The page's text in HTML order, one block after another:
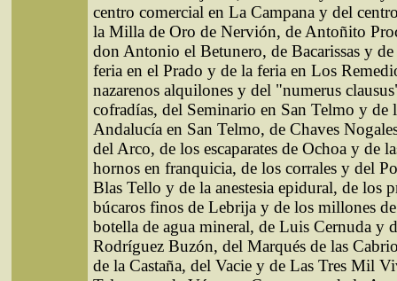
centro comercial en La Campana y del
la Milla de Oro de Nervión, de Antoñito
don Antonio el Betunero, de Bacarissas y
feria en el Prado y de la feria en Los
nazarenos alquilones y del "numerus
cofradías, del Seminario en San Telmo y de
Andalucía en San Telmo, de Chaves
del Arco, de los escaparates de Ochoa y de
hornos en franquicia, de los corrales y del
Blas Tello y de la anestesia epidural, de los
búcaros finos de Lebrija y de los millones
botella de agua mineral, de Luis Cernuda y
Rodríguez Buzón, del Marqués de las
de la Castaña, del Vacie y de Las Tres Mil